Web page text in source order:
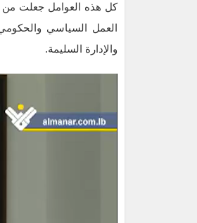
كل هذه العوامل جعلت من
العمل السياسي
والإدارة السليمة.